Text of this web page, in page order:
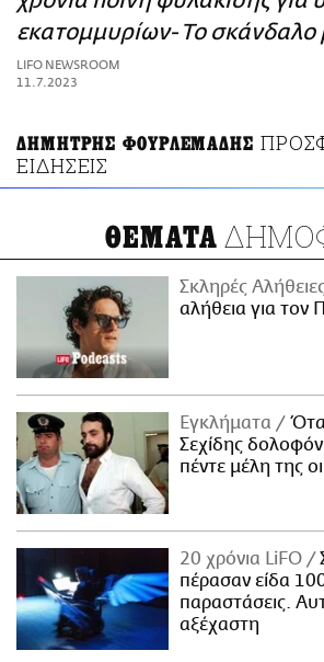
ΑΜΠΑ
PRINT
εκατομμυρίων- Το
LIFO NEWSROOM
11.7.2023
ΔΗΜΗΤΡΗΣ ΦΟΥΡΛΕΜΑΔΗΣ
ΕΙΔΗΣΕΙΣ
ΘΕΜΑΤΑ
Σκληρές
αλήθεια για τον
Εγκλήματα
Σεχίδης
πέντε μέλη της
20 χρόνια LiFO
πέρασαν είδα
παραστάσεις.
αξέχαστη